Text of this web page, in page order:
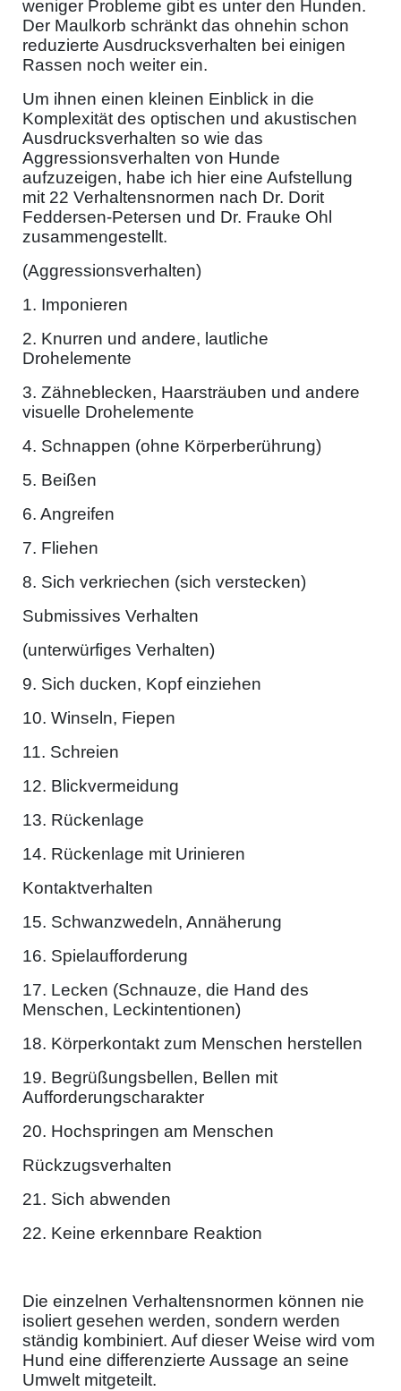
weniger Probleme gibt es unter den Hunden.
Der Maulkorb schränkt das ohnehin schon
reduzierte Ausdrucksverhalten bei einigen
Rassen noch weiter ein.
Um ihnen einen kleinen Einblick in die
Komplexität des optischen und akustischen
Ausdrucksverhalten so wie das
Aggressionsverhalten von Hunde
aufzuzeigen, habe ich hier eine Aufstellung
mit 22 Verhaltensnormen nach Dr. Dorit
Feddersen-Petersen und Dr. Frauke Ohl
zusammengestellt.
(Aggressionsverhalten)
1. Imponieren
2. Knurren und andere, lautliche
Drohelemente
3. Zähneblecken, Haarsträuben und andere
visuelle Drohelemente
4. Schnappen (ohne Körperberührung)
5. Beißen
6. Angreifen
7. Fliehen
8. Sich verkriechen (sich verstecken)
Submissives Verhalten
(unterwürfiges Verhalten)
9. Sich ducken, Kopf einziehen
10. Winseln, Fiepen
11. Schreien
12. Blickvermeidung
13. Rückenlage
14. Rückenlage mit Urinieren
Kontaktverhalten
15. Schwanzwedeln, Annäherung
16. Spielaufforderung
17. Lecken (Schnauze, die Hand des
Menschen, Leckintentionen)
18. Körperkontakt zum Menschen herstellen
19. Begrüßungsbellen, Bellen mit
Aufforderungscharakter
20. Hochspringen am Menschen
Rückzugsverhalten
21. Sich abwenden
22. Keine erkennbare Reaktion
Die einzelnen Verhaltensnormen können nie
isoliert gesehen werden, sondern werden
ständig kombiniert. Auf dieser Weise wird vom
Hund eine differenzierte Aussage an seine
Umwelt mitgeteilt.